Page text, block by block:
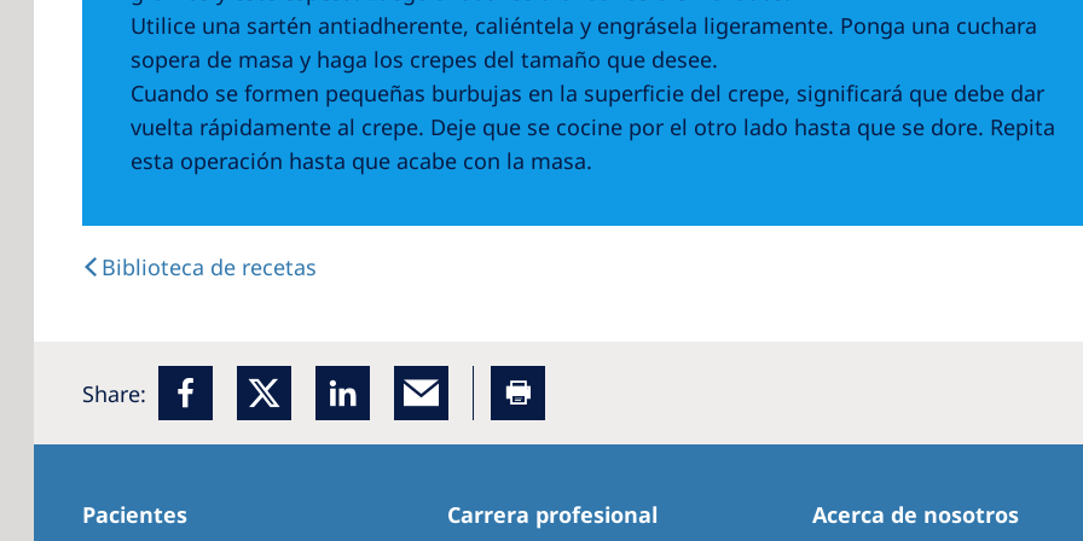
Utilice una sartén antiadherente, caliéntela y engrásela ligeramente. Ponga una cuchara
sopera de masa y haga los crepes del tamaño que desee.
Cuando se formen pequeñas burbujas en la superficie del crepe, significará que debe dar
vuelta rápidamente al crepe. Deje que se cocine por el otro lado hasta que se dore. Repita
esta operación hasta que acabe con la masa.
Biblioteca de recetas
Share:
Pacientes
Carrera profesional
Acerca de nosotros